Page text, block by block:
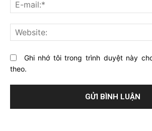
bài
viết
này?
Ghi nhớ tôi trong trình duyệt này
theo.